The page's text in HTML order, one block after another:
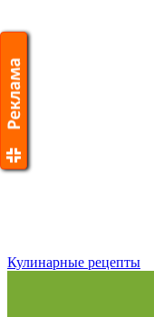
Кулинарные рецепты